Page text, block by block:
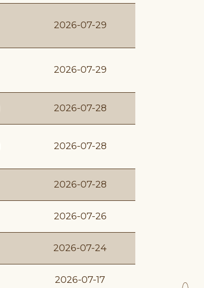
2026-07-29
2026-07-29
2026-07-28
2026-07-28
2026-07-28
2026-07-26
2026-07-24
2026-07-17